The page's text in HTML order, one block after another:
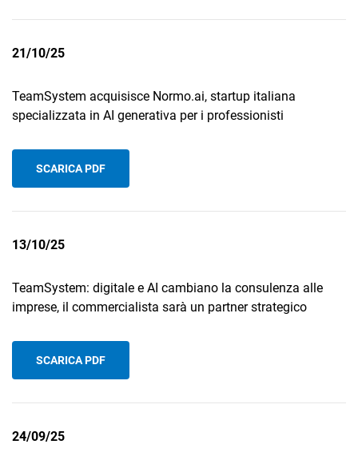
21/10/25
TeamSystem acquisisce Normo.ai, startup italiana
specializzata in AI generativa per i professionisti
SCARICA PDF
13/10/25
TeamSystem: digitale e AI cambiano la consulenza alle
imprese, il commercialista sarà un partner strategico
SCARICA PDF
24/09/25